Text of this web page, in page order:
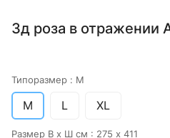
3д роза в отражении
Типоразмер : M
M L XL
Размер В х Ш см : 275 х 411